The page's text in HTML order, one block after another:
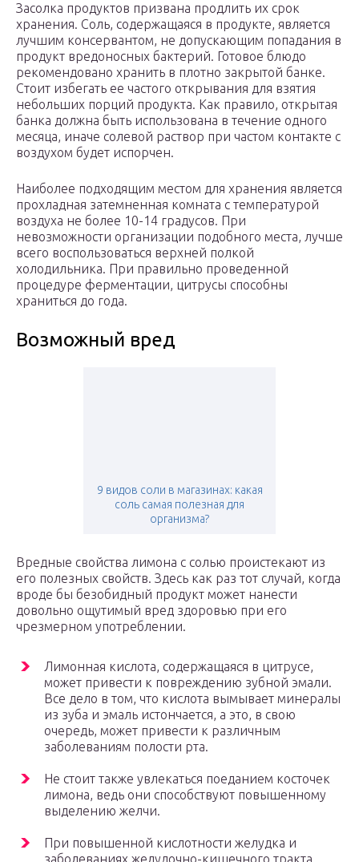
Засолка продуктов призвана продлить их срок
хранения. Соль, содержащаяся в продукте, является
лучшим консервантом, не допускающим попадания в
продукт вредоносных бактерий. Готовое блюдо
рекомендовано хранить в плотно закрытой банке.
Стоит избегать ее частого открывания для взятия
небольших порций продукта. Как правило, открытая
банка должна быть использована в течение одного
месяца, иначе солевой раствор при частом контакте с
воздухом будет испорчен.
Наиболее подходящим местом для хранения является
прохладная затемненная комната с температурой
воздуха не более 10-14 градусов. При
невозможности организации подобного места, лучше
всего воспользоваться верхней полкой
холодильника. При правильно проведенной
процедуре ферментации, цитрусы способны
храниться до года.
Возможный вред
9 видов соли в магазинах: какая
соль самая полезная для
организма?
Вредные свойства лимона с солью проистекают из
его полезных свойств. Здесь как раз тот случай, когда
вроде бы безобидный продукт может нанести
довольно ощутимый вред здоровью при его
чрезмерном употреблении.
Лимонная кислота, содержащаяся в цитрусе,
может привести к повреждению зубной эмали.
Все дело в том, что кислота вымывает минералы
из зуба и эмаль истончается, а это, в свою
очередь, может привести к различным
заболеваниям полости рта.
Не стоит также увлекаться поеданием косточек
лимона, ведь они способствуют повышенному
выделению желчи.
При повышенной кислотности желудка и
заболеваниях желудочно-кишечного тракта